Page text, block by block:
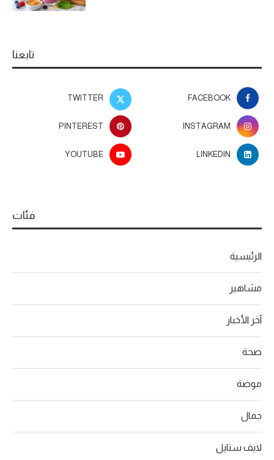
تابعنا
FACEBOOK
TWITTER
INSTAGRAM
PINTEREST
LINKEDIN
YOUTUBE
فئات
الرئيسية
مشاهير
آخر الأخبار
صحة
موضة
جمال
لايف ستايل